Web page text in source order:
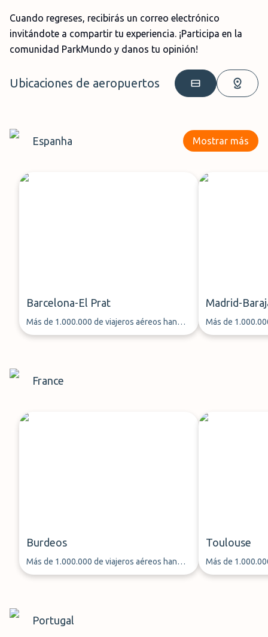
Cuando regreses, recibirás un correo electrónico
invitándote a compartir tu experiencia. ¡Participa en la
comunidad ParkMundo y danos tu opinión!
Ubicaciones de aeropuertos
Espanha Mostrar más
Barcelona-El Prat
Más de 1.000.000 de viajeros aéreos han
aparcado su coche a través de ParkMundo
Madrid-
Más de
aparcado su
France
Burdeos
Más de 1.000.000 de viajeros aéreos han
aparcado su coche a través de ParkMundo
Toulouse
Más de
aparcado su
Portugal